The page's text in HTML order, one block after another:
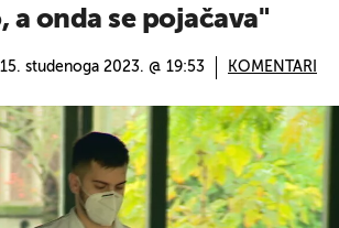
a onda se pojačava"
15. studenoga 2023. @ 19:53 KOMENTARI